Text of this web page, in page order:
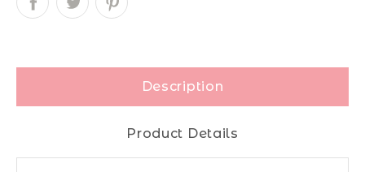
Description
Product Details